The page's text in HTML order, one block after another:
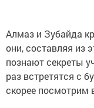
Алмаз и Зубайда
они, составляя из
познают секреты
раз встретятся с
скорее посмотрим